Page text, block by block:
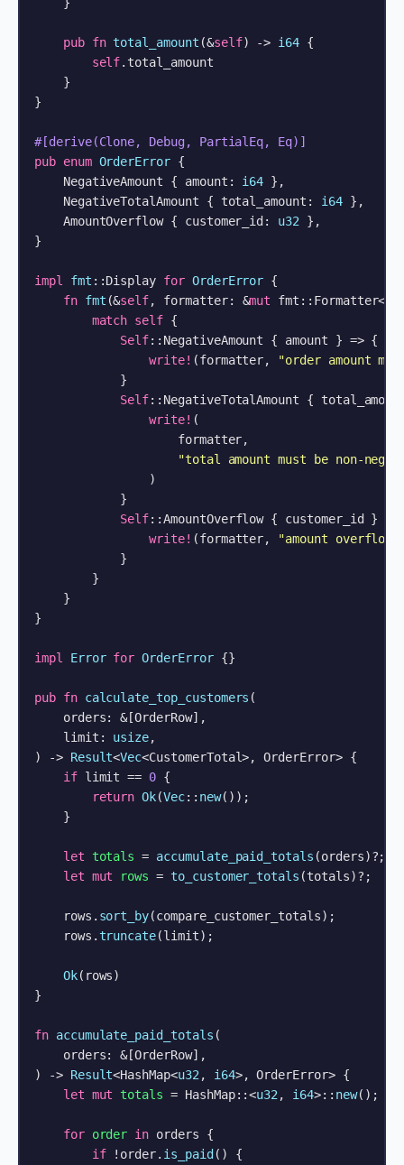
pub fn total_amount (&self) -> i64 {
self.total_amount
    }
}
#[derive(Clone, Debug, PartialEq, Eq)]
pub enum OrderError {
    NegativeAmount { amount:
i64 },
    NegativeTotalAmount { total_amount:
i64 },
    AmountOverflow { customer_id:
u32 },
}
impl fmt ::Display for OrderError {
fn fmt (&self, formatter: &mut fmt::Formatter<
match self {
Self::NegativeAmount { amount } => {
write! (formatter,
"order amount
            }
Self::NegativeTotalAmount {
write! (
                    formatter,
"total amount must be non-
                )
            }
Self::AmountOverflow { customer_id }
write! (formatter,
"amount overflow
            }
        }
    }
}
impl Error for OrderError {}
pub fn calculate_top_customers (
    orders: &[OrderRow],
    limit:
usize,
)
-> Result<Vec<CustomerTotal>, OrderError> {
if limit == 0 {
return Ok(Vec:: new());
    }
let totals = accumulate_paid_totals (orders)?;
let mut rows = to_customer_totals (totals)?;
    rows.
sort_by(compare_customer_totals);
    rows.
truncate(limit);
Ok(rows)
}
fn accumulate_paid_totals (
    orders: &[OrderRow],
)
-> Result<HashMap<u32 , i64>, OrderError> {
let mut totals = HashMap::<u32 , i64>:: new();
for order in orders {
if !order. is_paid () {